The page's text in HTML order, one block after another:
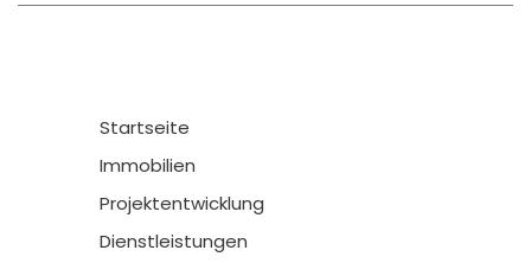
Startseite
Immobilien
Projektentwicklung
Dienstleistungen